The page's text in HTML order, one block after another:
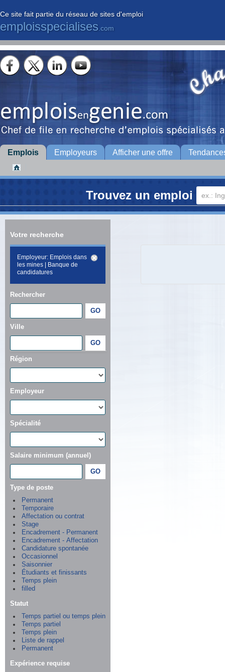
Ce site fait partie du réseau de sites d'emploi
emploisspecialises .com
Emplois Employeurs Afficher une offre
Trouvez un emploi
Votre recherche
Employeur: Emplois dans
les mines | Banque de
candidatures
Rechercher
Ville
Région
Employeur
Spécialité
Salaire minimum (annuel)
Type de poste
Permanent
Temporaire
Affectation ou contrat
Stage
Encadrement - Permanent
Encadrement - Affectation
Candidature spontanée
Occasionnel
Saisonnier
Étudiants et finissants
Temps plein
filled
Statut
Temps partiel ou temps plein
Temps partiel
Temps plein
Liste de rappel
Permanent
Expérience requise